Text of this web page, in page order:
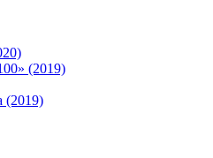
(2019)
(2019)